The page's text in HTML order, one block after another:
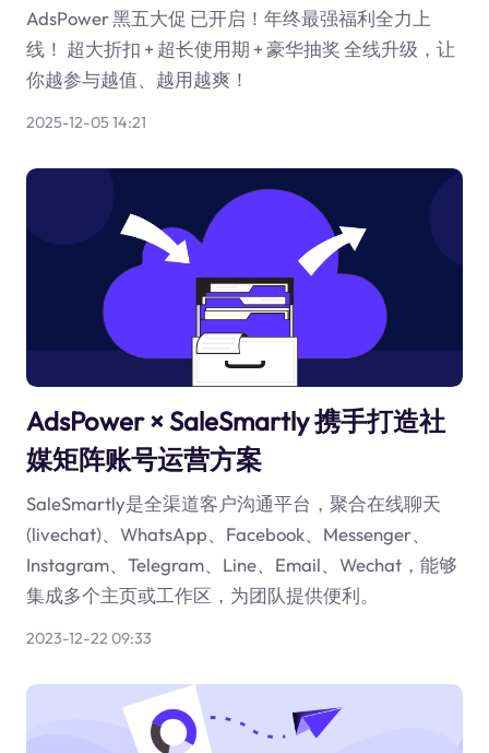
AdsPower 黑五大促 已开启！年终最强福利全力上
线！ 超大折扣 + 超长使用期 + 豪华抽奖 全线升级，让
你越参与越值、越用越爽！
2025-12-05 14:21
AdsPower × SaleSmartly 携手打造社
媒矩阵账号运营方案
SaleSmartly是全渠道客户沟通平台，聚合在线聊天
(livechat)、WhatsApp、Facebook、Messenger、
Instagram、Telegram、Line、Email、Wechat，能够
集成多个主页或工作区，为团队提供便利。
2023-12-22 09:33